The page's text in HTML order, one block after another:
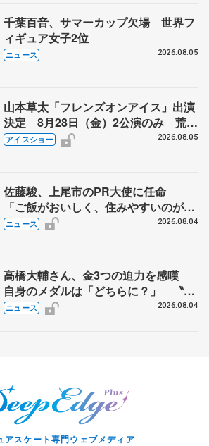
千葉百音、サマーカップ欠場 世界フ
ィギュア女子2位
ニュース 2026.08.05
山本草太「フレンズオンアイス」出演
決定 8月28日（金）2公演のみ 荒川
静香さんプロデュース、20周年のアイ
アイスショー 2026.08.05
佐藤駿、上尾市のPR大使に任命
「ご飯がおいしく、住みやすいのが魅
力」
ニュース 2026.08.04
高橋大輔さん、金3つの迫力を感嘆
自身のメダルは「どちらに？」 〝リ
ス兄弟〟オリンピック3連覇の野村忠
ニュース 2026.08.04
アスケート専門ウェブメディア